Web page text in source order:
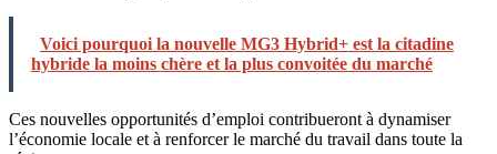
Voici pourquoi la nouvelle MG3 Hybrid+ est la citadine
hybride la moins chère et la plus convoitée du marché
Ces nouvelles opportunités d’emploi contribueront à dynamiser
l’économie locale et à renforcer le marché du travail dans toute la